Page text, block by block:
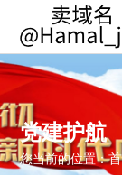
党建护航
您当前的位置：